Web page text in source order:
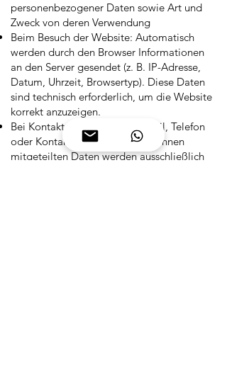
personenbezogener Daten sowie Art und
Zweck von deren Verwendung
Beim Besuch der Website: Automatisch
werden durch den Browser Informationen
an den Server gesendet (z. B. IP-Adresse,
Datum, Uhrzeit, Browsertyp). Diese Daten
sind technisch erforderlich, um die Website
korrekt anzuzeigen.
Bei Kontaktaufnahme (per E-Mail, Telefon
oder Kontaktformular): Die von Ihnen
mitgeteilten Daten werden ausschließlich